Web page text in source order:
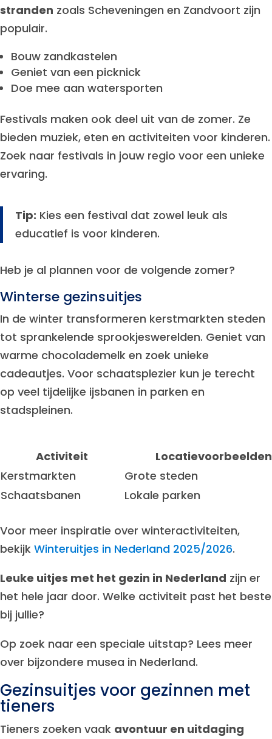
stranden zoals Scheveningen en Zandvoort zijn
populair.
Bouw zandkastelen
Geniet van een picknick
Doe mee aan watersporten
Festivals maken ook deel uit van de zomer. Ze
bieden muziek, eten en activiteiten voor kinderen.
Zoek naar festivals in jouw regio voor een unieke
ervaring.
Tip: Kies een festival dat zowel leuk als
educatief is voor kinderen.
Heb je al plannen voor de volgende zomer?
Winterse gezinsuitjes
In de winter transformeren kerstmarkten steden
tot sprankelende sprookjeswerelden. Geniet van
warme chocolademelk en zoek unieke
cadeautjes. Voor schaatsplezier kun je terecht
op veel tijdelijke ijsbanen in parken en
stadspleinen.
Activiteit
Locatievoorbeelden
Kerstmarkten
Grote steden
Schaatsbanen
Lokale parken
Voor meer inspiratie over winteractiviteiten,
bekijk Winteruitjes in Nederland 2025/2026.
Leuke uitjes met het gezin in Nederland zijn er
het hele jaar door. Welke activiteit past het beste
bij jullie?
Op zoek naar een speciale uitstap? Lees meer
over bijzondere musea in Nederland.
Gezinsuitjes voor gezinnen met
tieners
Tieners zoeken vaak avontuur en uitdaging